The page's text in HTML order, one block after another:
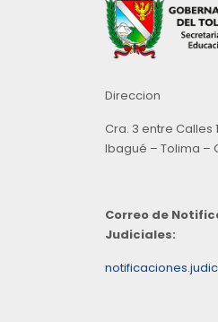
Direccion
Cra. 3 entre Calles
Ibagué – Tolima –
Correo de
Judiciales: